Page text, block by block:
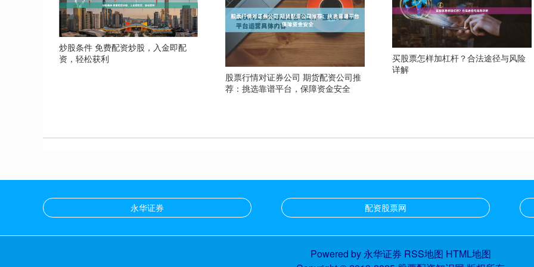
炒股条件 免费配资炒股，入金即配
资，轻松获利
股票行情对证券公司 期货配资公司推
荐：挑选靠谱平台，保障资金安全
买股票怎样加杠杆？合法途径与风险
详解
永华证券 配资股票网
Powered by 永华证券 RSS地图 HTML地图